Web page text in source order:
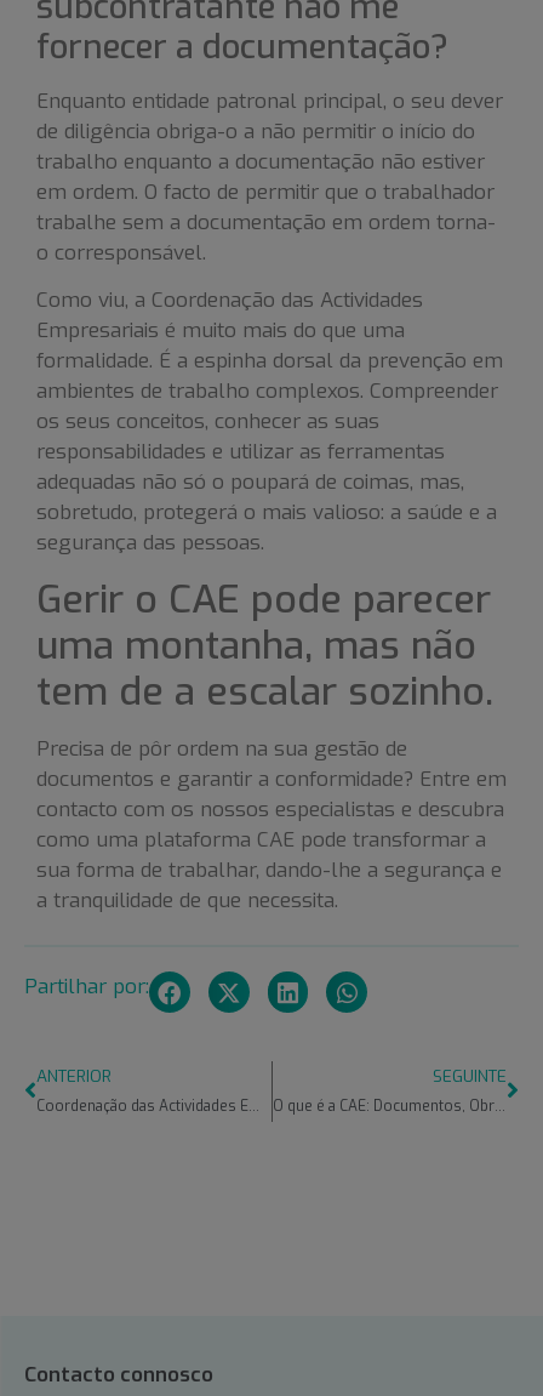
fornecer a documentação?
Enquanto entidade patronal principal, o seu dever
de diligência obriga-o a não permitir o início do
trabalho enquanto a documentação não estiver
em ordem. O facto de permitir que o trabalhador
trabalhe sem a documentação em ordem torna-
o corresponsável.
Como viu, a Coordenação das Actividades
Empresariais é muito mais do que uma
formalidade. É a espinha dorsal da prevenção em
ambientes de trabalho complexos. Compreender
os seus conceitos, conhecer as suas
responsabilidades e utilizar as ferramentas
adequadas não só o poupará de coimas, mas,
sobretudo, protegerá o mais valioso: a saúde e a
segurança das pessoas.
Gerir o CAE pode parecer
uma montanha, mas não
tem de a escalar sozinho.
Precisa de pôr ordem na sua gestão de
documentos e garantir a conformidade? Entre em
contacto com os nossos especialistas e descubra
como uma plataforma CAE pode transformar a
sua forma de trabalhar, dando-lhe a segurança e
a tranquilidade de que necessita.
Partilhar por:
ANTERIOR
Coordenação das Actividades Empresariais (CAE): Chaves para a sua correta gestão e cumprimento
SEGUINTE
O que é a CAE: Documentos, Obrigações e Como Funciona
Contacto connosco